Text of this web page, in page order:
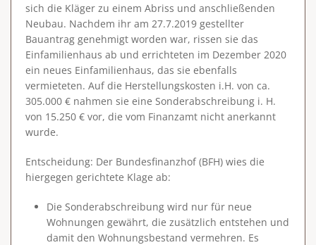
sich die Kläger zu einem Abriss und anschließenden
Neubau. Nachdem ihr am 27.7.2019 gestellter
Bauantrag genehmigt worden war, rissen sie das
Einfamilienhaus ab und errichteten im Dezember 2020
ein neues Einfamilienhaus, das sie ebenfalls
vermieteten. Auf die Herstellungskosten i.H. von ca.
305.000 € nahmen sie eine Sonderabschreibung i. H.
von 15.250 € vor, die vom Finanzamt nicht anerkannt
wurde.
Entscheidung: Der Bundesfinanzhof (BFH) wies die
hiergegen gerichtete Klage ab:
Die Sonderabschreibung wird nur für neue
Wohnungen gewährt, die zusätzlich entstehen und
damit den Wohnungsbestand vermehren. Es